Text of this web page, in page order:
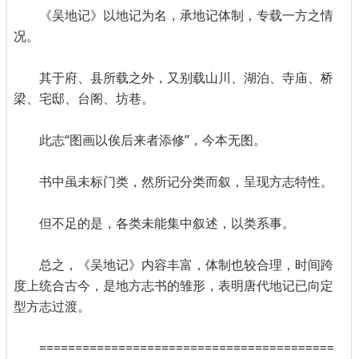
《吴地记》以地记为名，承地记体制，专载一方之情
况。
其于府、县所载之外，又别载山川、湖泊、寺庙、桥
梁、宅邸、台阁、坊巷。
此志“图画以俟后来者添修”，今本无图。
书中虽未标门类，然所记分类而叙，呈现方志特性。
但不足的是，各类未能集中叙述，以类系事。
总之，《吴地记》内容丰富，体制也较合理，时间跨
度上统合古今，是地方志书的雏形，表明唐代地记已向定
型方志过渡。
=========================================